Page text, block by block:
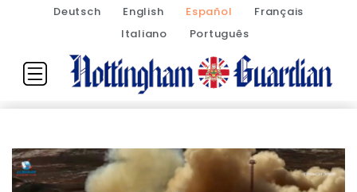
Deutsch English Español
Français
Italiano
Português